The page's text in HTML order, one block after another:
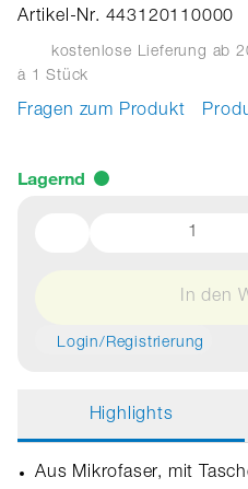
Artikel-Nr. 443120110000
kostenlose Lieferung ab
à 1 Stück
Fragen zum Produkt
Lagernd
In den
Login/Registrierung
Highlights
Aus Mikrofaser, mit